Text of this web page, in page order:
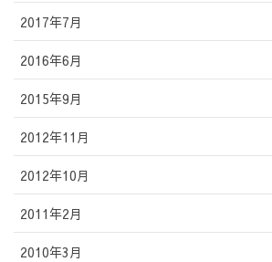
2017年7月
2016年6月
2015年9月
2012年11月
2012年10月
2011年2月
2010年3月